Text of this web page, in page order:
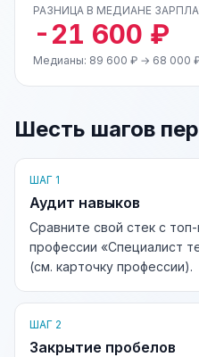
РАЗНИЦА В МЕДИАНЕ
-21 600 ₽
Медианы: 89 600 ₽ → 68 000
Шесть шагов
ШАГ 1
Аудит навыков
Сравните свой стек с
профессии «Специалист
(см. карточку профессии).
ШАГ 2
Закрытие пробелов